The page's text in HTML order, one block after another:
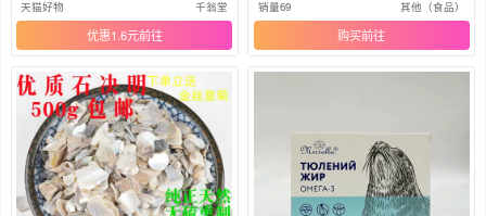
天猫好物 千翁堂
优惠1.6元
销量69 其他（食品）
购买